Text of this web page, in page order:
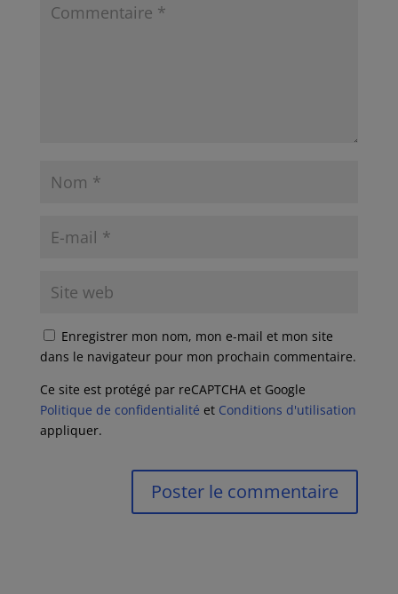
Enregistrer mon nom, mon e-mail et mon site
dans le navigateur pour mon prochain commentaire.
Ce site est protégé par reCAPTCHA et Google
Politique de confidentialité et Conditions d'utilisation
appliquer.